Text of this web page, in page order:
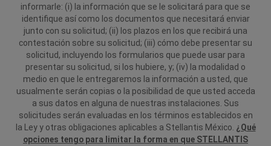
informarle: (i) la información que se le solicitará para que se
identifique así como los documentos que necesitará enviar
junto con su solicitud; (ii) los plazos en los que recibirá una
contestación sobre su solicitud; (iii) cómo debe presentar su
solicitud, incluyendo los formularios que puede usar para
presentar su solicitud, si los hubiere, y; (iv) la modalidad o
medio en que le entregaremos la información a usted, que
usualmente serán copias o la posibilidad de que usted acceda
a sus datos en alguna de nuestras instalaciones. Sus
solicitudes serán evaluadas en los términos establecidos en
la Ley y otras obligaciones aplicables a Stellantis México. ¿Qué
opciones tengo para limitar la forma en que STELLANTIS